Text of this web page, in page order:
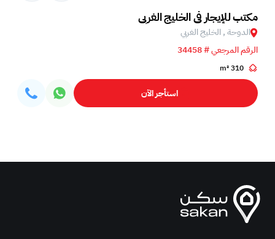
مكتب للإيجار في الخليج الغربي
الدوحة , الخليج الغربي
الرقم المرجعي # 34458
310 m²
استأجر الآن